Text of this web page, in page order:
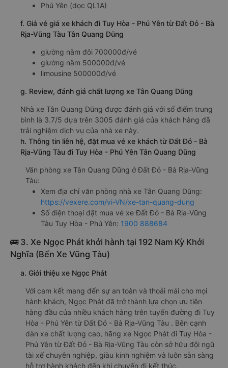
Phú Yên (dọc QL1A)
f. Giá vé giá xe khách đi Tuy Hòa - Phú Yên từ Đất Đỏ - Bà
Rịa-Vũng Tàu Tân Quang Dũng
giường nằm đôi 700000đ/vé
giường nằm 500000đ/vé
limousine 500000đ/vé
g. Review, đánh giá chất lượng xe Tân Quang Dũng
Nhà xe Tân Quang Dũng được đánh giá với số điểm trung
bình là 3.7/5 dựa trên 3005 đánh giá của khách hàng đã
trải nghiệm dịch vụ của nhà xe này.
h. Thông tin liên hệ, đặt mua vé xe khách từ Đất Đỏ - Bà
Rịa-Vũng Tàu đi Tuy Hòa - Phú Yên Tân Quang Dũng
Văn phòng xe Tân Quang Dũng ở Đất Đỏ - Bà Rịa-Vũng
Tàu:
Xem địa chỉ văn phòng nhà xe Tân Quang Dũng:
https://vexere.com/vi-VN/xe-tan-quang-dung
Số điện thoại đặt mua vé xe Đất Đỏ - Bà Rịa-Vũng
Tàu Tuy Hòa - Phú Yên: 1900 888684
🚌 3. Xe Ngọc Phát khởi hành tại 192 Nam Kỳ Khởi
Nghĩa (Bến Xe Vũng Tàu)
a. Giới thiệu xe Ngọc Phát
Với cam kết mang đến sự an toàn và thoải mái cho mọi
hành khách, Ngọc Phát đã trở thành lựa chọn ưu tiên
hàng đầu của nhiều khách hàng trên tuyến đường đi Tuy
Hòa - Phú Yên từ Đất Đỏ - Bà Rịa-Vũng Tàu . Bên cạnh
dàn xe chất lượng cao, hãng xe Ngọc Phát đi Tuy Hòa -
Phú Yên từ Đất Đỏ - Bà Rịa-Vũng Tàu còn sở hữu đội ngũ
tài xế chuyên nghiệp, giàu kinh nghiệm và luôn sẵn sàng
hỗ trợ hành khách đến khi chuyến đi kết thúc.